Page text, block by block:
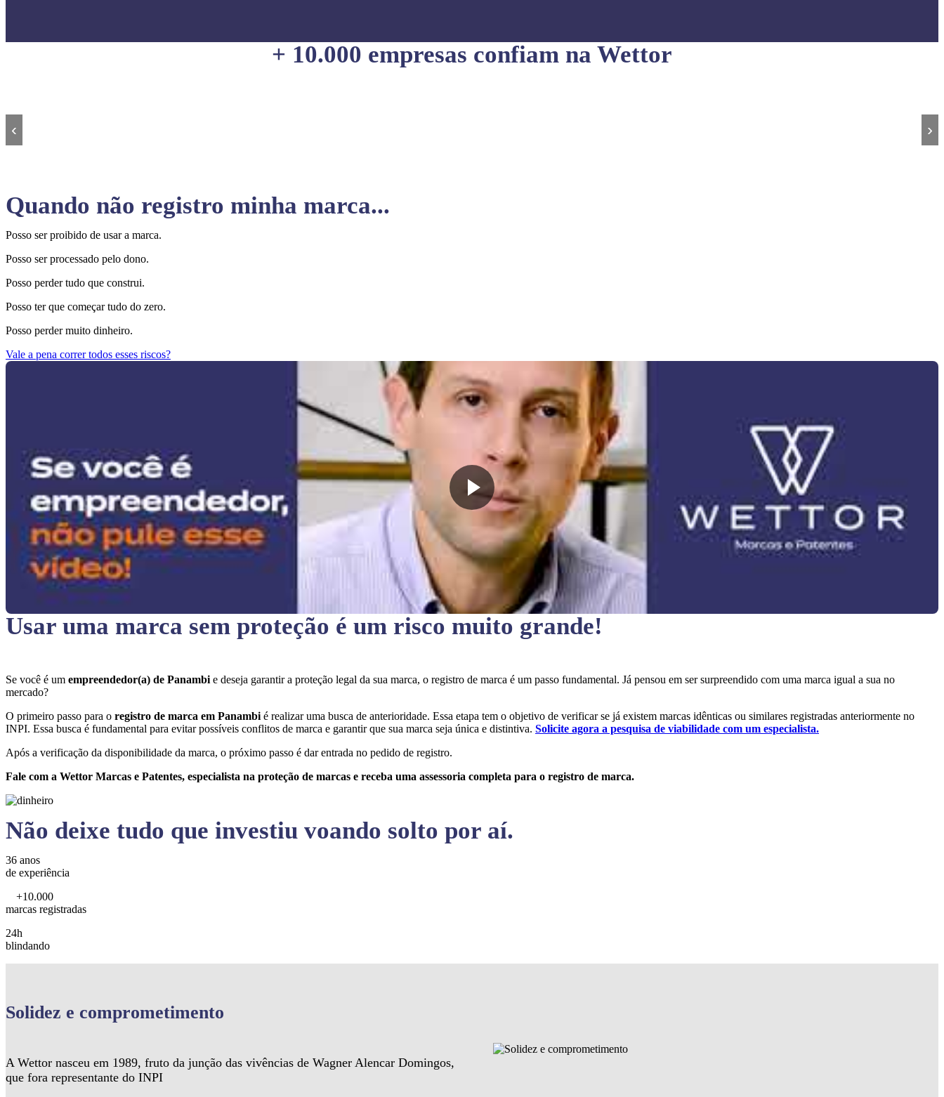
+ 10.000 empresas confiam na Wettor
‹ ›
Quando não registro minha marca...
Posso ser proibido de usar a marca.
Posso ser processado pelo dono.
Posso perder tudo que construi.
Posso ter que começar tudo do zero.
Posso perder muito dinheiro.
Vale a pena correr todos esses riscos?
Usar uma marca sem proteção é um risco muito grande!
Se você é um empreendedor(a) de Panambi e deseja garantir a proteção legal da sua marca, o registro de marca é um passo fundamental. Já pensou em ser surpreendido com uma marca igual a sua no
mercado?
O primeiro passo para o registro de marca em Panambi é realizar uma busca de anterioridade. Essa etapa tem o objetivo de verificar se já existem marcas idênticas ou similares registradas anteriormente no
INPI. Essa busca é fundamental para evitar possíveis conflitos de marca e garantir que sua marca seja única e distintiva. Solicite agora a pesquisa de viabilidade com um especialista.
Após a verificação da disponibilidade da marca, o próximo passo é dar entrada no pedido de registro.
Fale com a Wettor Marcas e Patentes, especialista na proteção de marcas e receba uma assessoria completa para o registro de marca.
Não deixe tudo que investiu voando solto por aí.
36 anos
de experiência
+10.000
marcas registradas
24h
blindando
Solidez e comprometimento
A Wettor nasceu em 1989, fruto da junção das vivências de Wagner Alencar Domingos,
que fora representante do INPI